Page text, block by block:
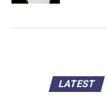
LATEST